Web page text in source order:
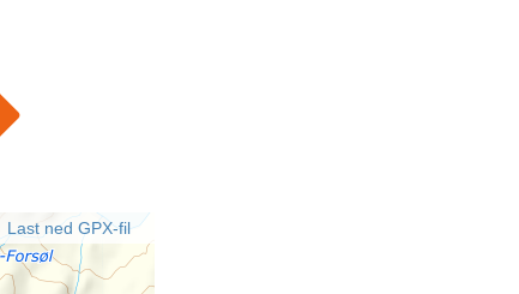
Last ned GPX-fil